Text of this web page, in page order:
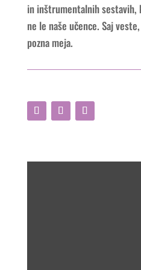
in inštrumentalnih sestavih,
ne le naše učence. Saj
pozna meja.